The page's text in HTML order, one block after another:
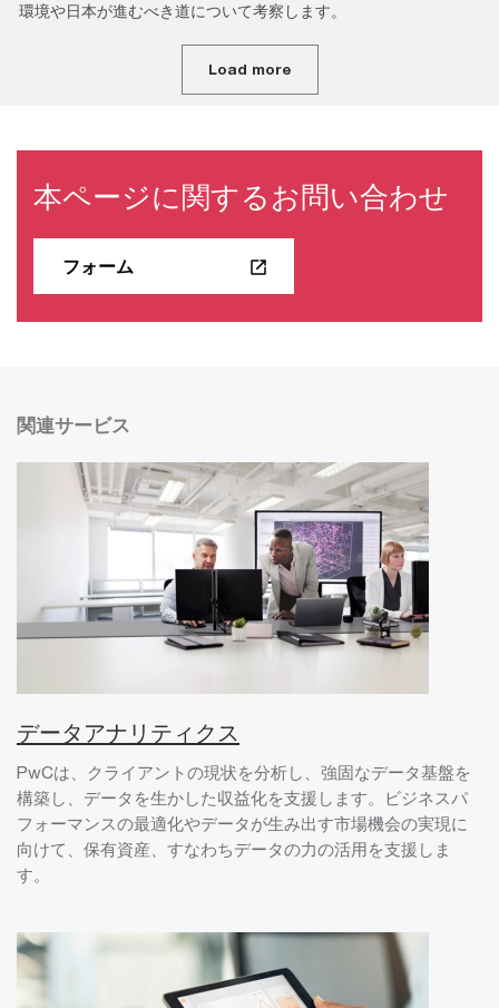
環境や日本が進むべき道について考察します。
Load more
本ページに関するお問い合わせ
フォーム
関連サービス
データアナリティクス
PwCは、クライアントの現状を分析し、強固なデータ基盤を
構築し、データを生かした収益化を支援します。ビジネスパ
フォーマンスの最適化やデータが生み出す市場機会の実現に
向けて、保有資産、すなわちデータの力の活用を支援しま
す。